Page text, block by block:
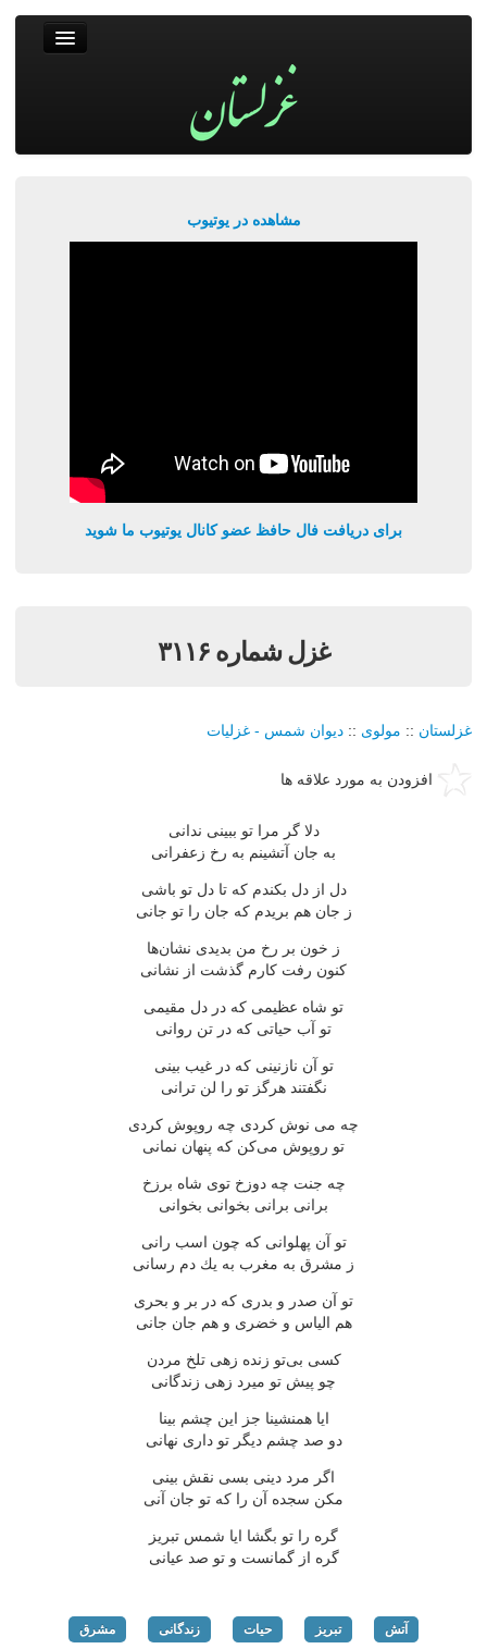
مشاهده در یوتیوب
برای دریافت فال حافظ عضو کانال یوتیوب ما شوید
غزل شماره ۳۱۱۶
غزلستان :: مولوی :: دیوان شمس - غزلیات
افزودن به مورد علاقه ها
دلا گر مرا تو ببینی ندانی
به جان آتشینم به رخ زعفرانی
دل از دل بكندم كه تا دل تو باشی
ز جان هم بریدم كه جان را تو جانی
ز خون بر رخ من بدیدی نشان‌ها
كنون رفت كارم گذشت از نشانی
تو شاه عظیمی كه در دل مقیمی
تو آب حیاتی كه در تن روانی
تو آن نازنینی كه در غیب بینی
نگفتند هرگز تو را لن ترانی
چه می نوش كردی چه روپوش كردی
تو روپوش می‌كن كه پنهان نمانی
چه جنت چه دوزخ توی شاه برزخ
برانی برانی بخوانی بخوانی
تو آن پهلوانی كه چون اسب رانی
ز مشرق به مغرب به یك دم رسانی
تو آن صدر و بدری كه در بر و بحری
هم الیاس و خضری و هم جان جانی
كسی بی‌تو زنده زهی تلخ مردن
چو پیش تو میرد زهی زندگانی
ایا همنشینا جز این چشم بینا
دو صد چشم دیگر تو داری نهانی
اگر مرد دینی بسی نقش بینی
مكن سجده آن را كه تو جان آنی
گره را تو بگشا ایا شمس تبریز
گره از گمانست و تو صد عیانی
آتش تبریز حیات زندگانی مشرق